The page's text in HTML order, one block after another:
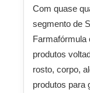
Com quase
segmento de
Farmafórmula
produtos
rosto, corpo,
produtos para